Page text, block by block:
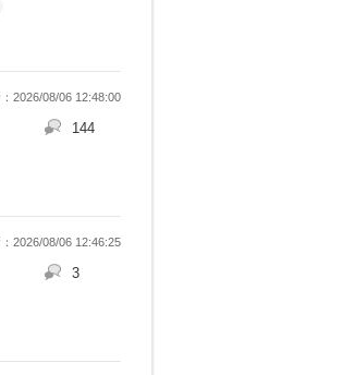
2026/08/06 12:48:00
144
2026/08/06 12:46:25
3